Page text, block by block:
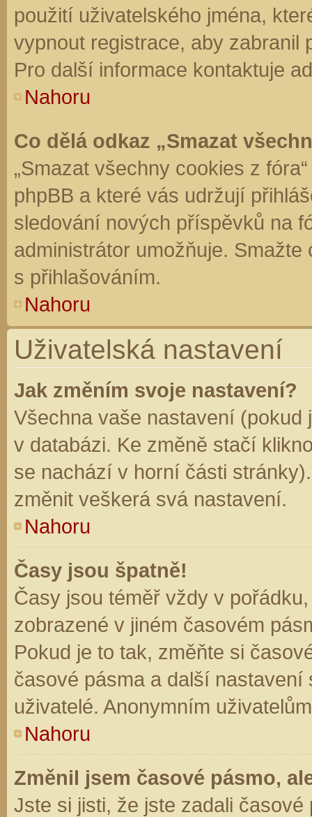
použití uživatelského jména,
vypnout registrace, aby zabranil
Pro další informace kontaktuje
Nahoru
Co dělá odkaz „Smazat
„Smazat všechny cookies z
phpBB a které vás udržují
sledování nových příspěvků na
administrátor umožňuje.
s přihlašováním.
Nahoru
Uživatelská nastavení
Jak změním svoje nastavení?
Všechna vaše nastavení (pokud
v databázi. Ke změně stačí
se nachází v horní části
změnit veškerá svá nastavení.
Nahoru
Časy jsou špatně!
Časy jsou téměř vždy v
zobrazené v jiném časovém
Pokud je to tak, změňte si
časové pásma a další
uživatelé. Anonymním
Nahoru
Změnil jsem časové pásmo,
Jste si jisti, že jste zadali